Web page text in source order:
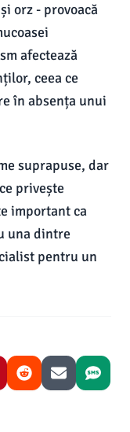
orz - provoacă
afectează
ceea ce
în absența unui
suprapuse, dar
privește
important ca
una dintre
pentru un